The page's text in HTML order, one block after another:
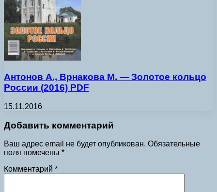
Антонов А., Врнакова М. — Золотое кольцо
России (2016) PDF
15.11.2016
Добавить комментарий
Ваш адрес email не будет опубликован. Обязательные
поля помечены *
Комментарий *